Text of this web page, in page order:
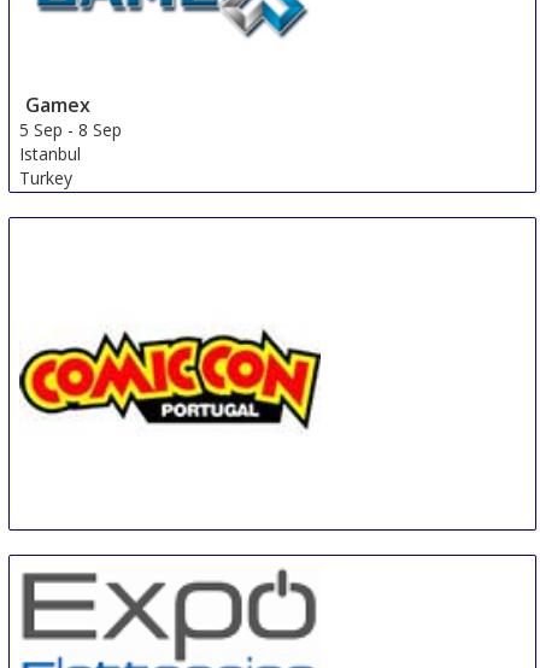
Gamex
5 Sep -8 Sep
Istanbul
Turkey
6 Sep-9 Sep
Matosinhos
Portugal